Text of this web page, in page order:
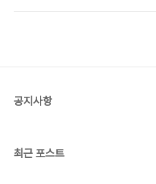
공지사항
최근 포스트